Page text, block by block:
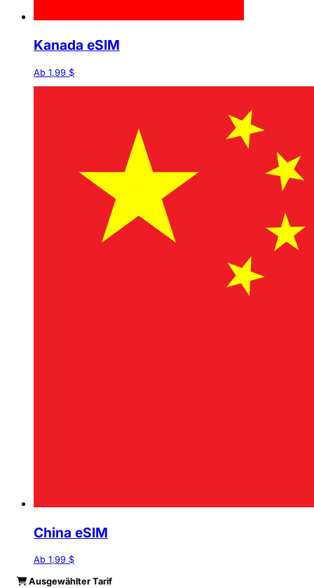
Kanada eSIM
Ab 1,99 $
China eSIM
Ab 1,99 $
Ausgewählter Tarif